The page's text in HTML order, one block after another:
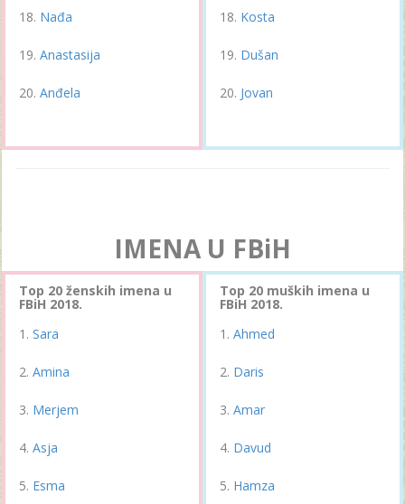
Nađa
Anastasija
Anđela
Kosta
Dušan
Jovan
IMENA U FBiH
Top 20 ženskih imena u
FBiH 2018.
Sara
Amina
Merjem
Asja
Esma
Top 20 muških imena u
FBiH 2018.
Ahmed
Daris
Amar
Davud
Hamza